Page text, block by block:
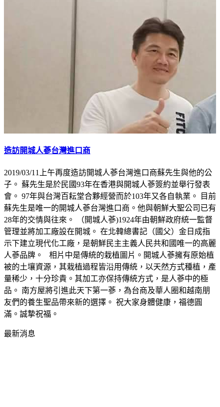
造訪開城人蔘台灣進口商
2019/03/11上午再度造訪開城人蔘台灣進口商蘇先生與他的公
子。 蘇先生是於民國93年在香港與開城人蔘簽約並舉行發表
會。 97年與台灣百耘堂合夥經營而於103年又各自執業。 目前
蘇先生是唯一的開城人蔘台灣進口商。他與朝鮮大聖公司已有
28年的交情與往來。 （開城人蔘)1924年由朝鮮政府統一監督
管理並將加工廠設在開城。 在北韓總書記（國父）金日成指
示下建立現代化工廠，是朝鮮民主主義人民共和國唯一的高麗
人蔘品牌。 相片中是傳統的栽植圖片。開城人蔘擁有原始植
被的土壤資源，其栽植過程皆沿用傳統，以天然方式種植，產
量稀少，十分珍貴。其加工亦保持傳統方式，是人蔘中的極
品。 南方屋將引進此天下第一蔘，為台商及華人圈和越南朋
友們的養生聖品帶來新的選擇。 祝大家身體健康，福德圓
滿。誠摯祝福。
最新消息